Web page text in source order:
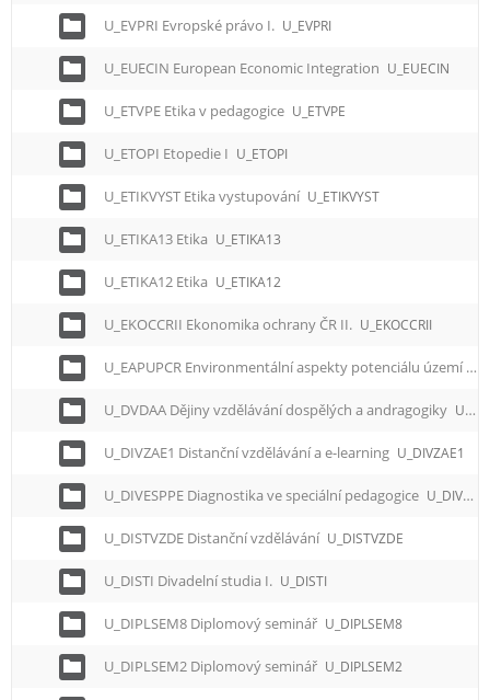
U_EVPRI Evropské právo I. U_EVPRI
U_EUECIN European Economic Integration U_EUECIN
U_ETVPE Etika v pedagogice U_ETVPE
U_ETOPI Etopedie I U_ETOPI
U_ETIKVYST Etika vystupování U_ETIKVYST
U_ETIKA13 Etika U_ETIKA13
U_ETIKA12 Etika U_ETIKA12
U_EKOCCRII Ekonomika ochrany ČR II. U_EKOCCRII
U_EAPUPCR Environmentální aspekty potenciálu území pro cestovní ruch
U_DVDAA Dějiny vzdělávání dospělých a andragogiky U_DVDAA
U_DIVZAE1 Distanční vzdělávání a e-learning U_DIVZAE1
U_DIVESPPE Diagnostika ve speciální pedagogice U_DIVESPPE
U_DISTVZDE Distanční vzdělávání U_DISTVZDE
U_DISTI Divadelní studia I. U_DISTI
U_DIPLSEM8 Diplomový seminář U_DIPLSEM8
U_DIPLSEM2 Diplomový seminář U_DIPLSEM2